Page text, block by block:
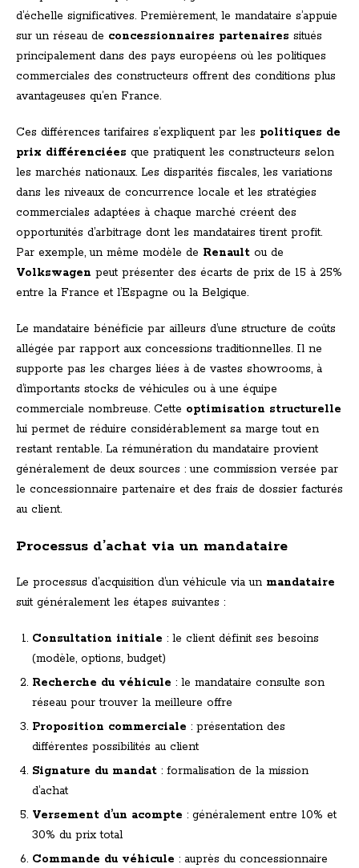
d’échelle significatives. Premièrement, le mandataire s’appuie
sur un réseau de concessionnaires partenaires situés
principalement dans des pays européens où les politiques
commerciales des constructeurs offrent des conditions plus
avantageuses qu’en France.
Ces différences tarifaires s’expliquent par les politiques de
prix différenciées que pratiquent les constructeurs selon
les marchés nationaux. Les disparités fiscales, les variations
dans les niveaux de concurrence locale et les stratégies
commerciales adaptées à chaque marché créent des
opportunités d’arbitrage dont les mandataires tirent profit.
Par exemple, un même modèle de Renault ou de
Volkswagen peut présenter des écarts de prix de 15 à 25%
entre la France et l’Espagne ou la Belgique.
Le mandataire bénéficie par ailleurs d’une structure de coûts
allégée par rapport aux concessions traditionnelles. Il ne
supporte pas les charges liées à de vastes showrooms, à
d’importants stocks de véhicules ou à une équipe
commerciale nombreuse. Cette optimisation structurelle
lui permet de réduire considérablement sa marge tout en
restant rentable. La rémunération du mandataire provient
généralement de deux sources : une commission versée par
le concessionnaire partenaire et des frais de dossier facturés
au client.
Processus d’achat via un mandataire
Le processus d’acquisition d’un véhicule via un mandataire
suit généralement les étapes suivantes :
Consultation initiale : le client définit ses besoins
(modèle, options, budget)
Recherche du véhicule : le mandataire consulte son
réseau pour trouver la meilleure offre
Proposition commerciale : présentation des
différentes possibilités au client
Signature du mandat : formalisation de la mission
d’achat
Versement d’un acompte : généralement entre 10% et
30% du prix total
Commande du véhicule : auprès du concessionnaire